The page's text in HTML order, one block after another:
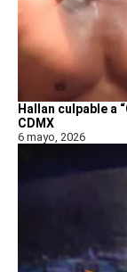
Hallan culpable a
CDMX
6 mayo, 2026